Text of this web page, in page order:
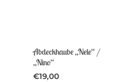
Abdeckhaube „Nele“ /
„Nino“
€19,00